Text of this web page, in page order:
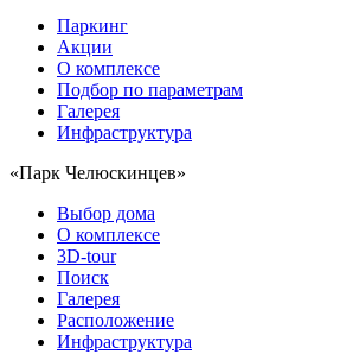
Паркинг
Акции
О комплексе
Подбор по параметрам
Галерея
Инфраструктура
«Парк Челюскинцев»
Выбор дома
О комплексе
3D-tour
Поиск
Галерея
Расположение
Инфраструктура